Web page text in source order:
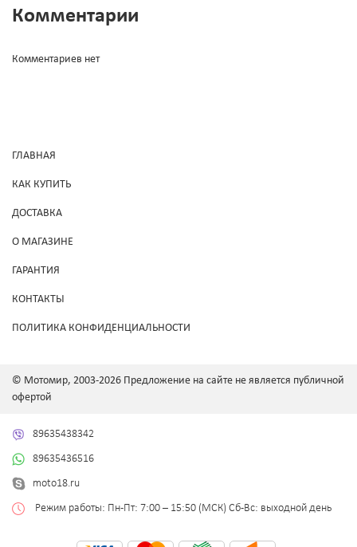
Комментарии
Комментариев нет
ГЛАВНАЯ
КАК КУПИТЬ
ДОСТАВКА
О МАГАЗИНЕ
ГАРАНТИЯ
КОНТАКТЫ
ПОЛИТИКА КОНФИДЕНЦИАЛЬНОСТИ
© Мотомир, 2003-2026 Предложение на сайте не является публичной
офертой
89635438342
89635436516
moto18.ru
Режим работы: Пн-Пт: 7:00 – 15:50 (МСК) Сб-Вс: выходной день